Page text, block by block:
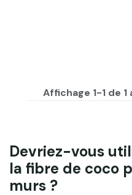
Affichage 1-1 de
Devriez-vous
la fibre de coco
murs ?